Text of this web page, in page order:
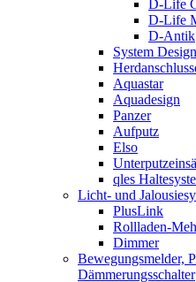
D-Life
D-Life
D-Antik
System
Aquastar
Aquadesign
Panzer
Aufputz
Elso
qles
Licht- und
PlusLink
Rollladen-
Dimmer
Bewegungsmelder,
Dämmerungsschalter